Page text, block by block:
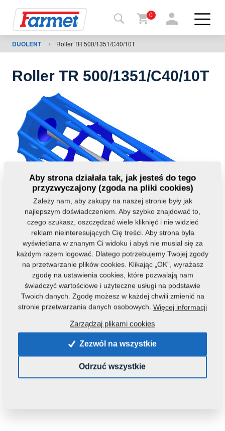
Powrót
do
shop
Moje
maszyny
pobrania
0
DUOLENT / Roller TR 500/1351/C40/10T
Roller TR 500/1351/C40/10T
Kod produktu: 3001714
Tą część można zastosować również w maszynach:
DUOLENT
101,4870 Kg
Aby strona działała tak, jak jesteś do tego
przyzwyczajony (zgoda na pliki cookies)
Zależy nam, aby zakupy na naszej stronie były jak
najlepszym doświadczeniem. Aby szybko znajdować to,
czego szukasz, oszczędzać wiele kliknięć i nie widzieć
reklam nieinteresujących Cię treści. Aby strona była
wyświetlana w znanym Ci widoku i abyś nie musiał się za
każdym razem logować. Dlatego potrzebujemy Twojej zgody
na przetwarzanie plików cookies. Klikając „OK”, wyrażasz
zgodę na ustawienia cookies, które pozwalają nam
świadczyć wartościowe i użyteczne usługi na podstawie
Twoich danych. Zgodę możesz w każdej chwili zmienić na
stronie przetwarzania danych osobowych. Więcej informacji
Zarządzaj plikami cookies
Zezwól na wszystkie
Odrzuć wszystkie